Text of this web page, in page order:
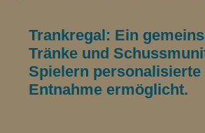
Trankregal: Ein
Tränke und
Spielern
Entnahme ermöglicht.